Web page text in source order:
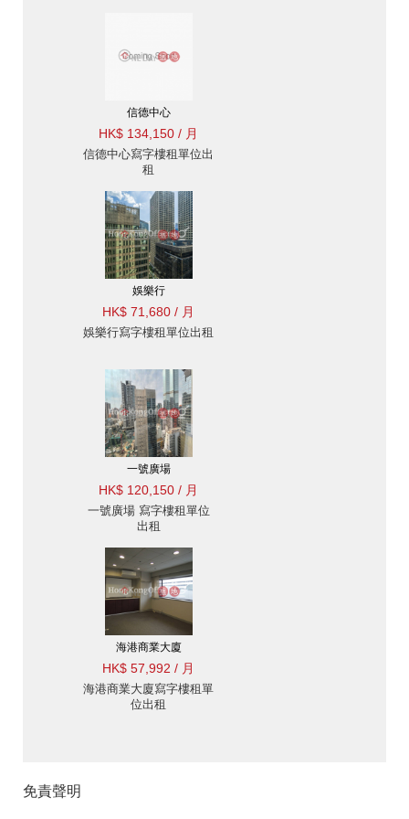
信德中心
HK$ 134,150 / 月
信德中心寫字樓租單位出
租
娛樂行
HK$ 71,680 / 月
娛樂行寫字樓租單位出租
一號廣場
HK$ 120,150 / 月
一號廣場 寫字樓租單位
出租
海港商業大廈
HK$ 57,992 / 月
海港商業大廈寫字樓租單
位出租
免責聲明